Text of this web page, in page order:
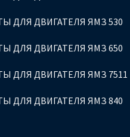
ДЛЯ ДВИГАТЕЛЯ ЯМЗ 530
ДЛЯ ДВИГАТЕЛЯ ЯМЗ 650
ДЛЯ ДВИГАТЕЛЯ ЯМЗ 7511
ДЛЯ ДВИГАТЕЛЯ ЯМЗ 840